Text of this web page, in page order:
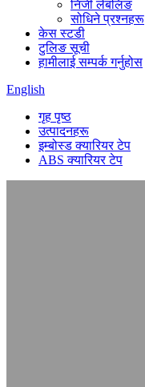
निजी लेबलिङ
सोधिने प्रश्नहरू
केस स्टडी
टुलिङ सूची
हामीलाई सम्पर्क गर्नुहोस
English
गृह पृष्ठ
उत्पादनहरू
इम्बोस्ड क्यारियर टेप
ABS क्यारियर टेप